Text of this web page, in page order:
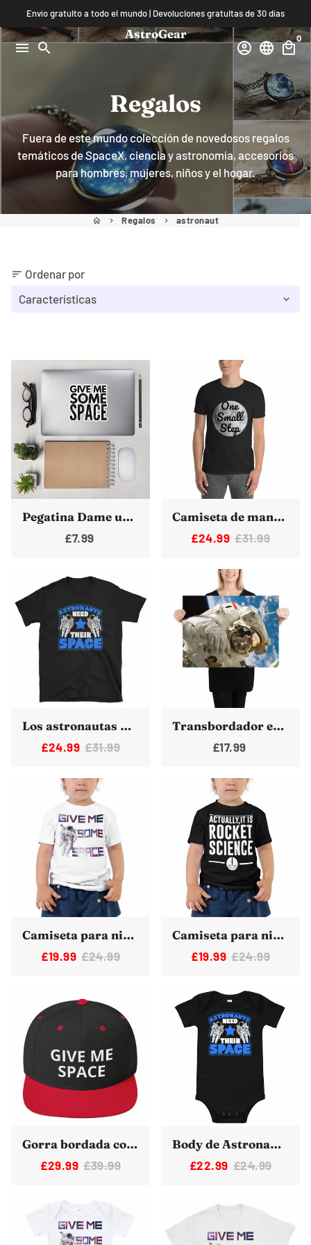
directamente
al
Envío gratuito a todo el mundo | Devoluciones gratuitas de 30 días
menu search
AstroGear
account_circle language local_mall
0
Regalos
Fuera de este mundo colección de novedosos regalos
temáticos de SpaceX, ciencia y astronomía, accesorios
para hombres, mujeres, niños y el hogar.
home keyboard_arrow_right Regalos keyboard_arrow_right astronaut
sort Ordenar por
Pegatina Dame un poco de espacio exterior astronauta ciencia pegatinas coche parachoques calcomanía
£7.99
Camiseta de manga corta One Small Step Moon
£24.99 £31.99
Los astronautas necesitan su camiseta del transbordador espacial gráfico espacial
£24.99 £31.99
Transbordador espacial Astronauta sobre la Tierra Póster Discovery Space Walk
£17.99
Camiseta para niños pequeños de 2 a 5 años Dame algo de espacio Astronauta divertido Manga corta
£19.99 £24.99
Camiseta para niños pequeños de 2 a 5 años, en realidad es ciencia espacial, espacio divertido, manga corta para niños
£19.99 £24.99
Gorra bordada con gorra de astronauta divertido Give Me Space
£29.99 £39.99
Body de Astronauta y Body para Bebé - Rosa, Azul, Negro
£22.99 £24.99